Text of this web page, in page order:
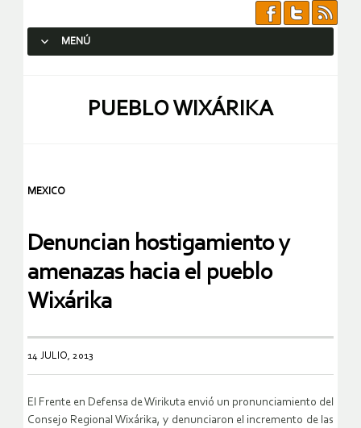
MENÚ
PUEBLO WIXÁRIKA
MEXICO
Denuncian hostigamiento y
amenazas hacia el pueblo
Wixárika
14 JULIO, 2013
El Frente en Defensa de Wirikuta envió un pronunciamiento del
Consejo Regional Wixárika, y denunciaron el incremento de las